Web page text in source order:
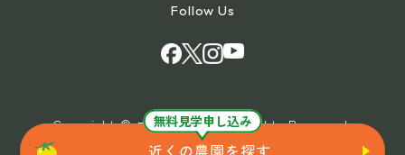
無料見学申し込み
近くの農園を探す
Follow Us
Copyright © マイファーム All Rights Reserved.